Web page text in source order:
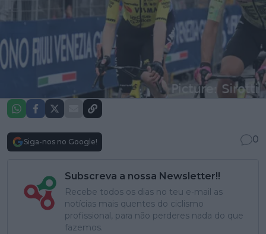
Siga-nos no Google! 0
Subscreva a nossa Newsletter!!
Recebe todos os dias no teu e-mail as
notícias mais quentes do ciclismo
profissional, para não perderes nada do que
fazemos.